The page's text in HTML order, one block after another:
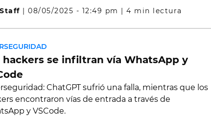
|08/05/2025 - 12:49 pm |4 min lectura
hackers se infiltran vía WhatsApp y
ChatGPT sufrió una falla, mientras que los
encontraron vías de entrada a través de
y VSCode.